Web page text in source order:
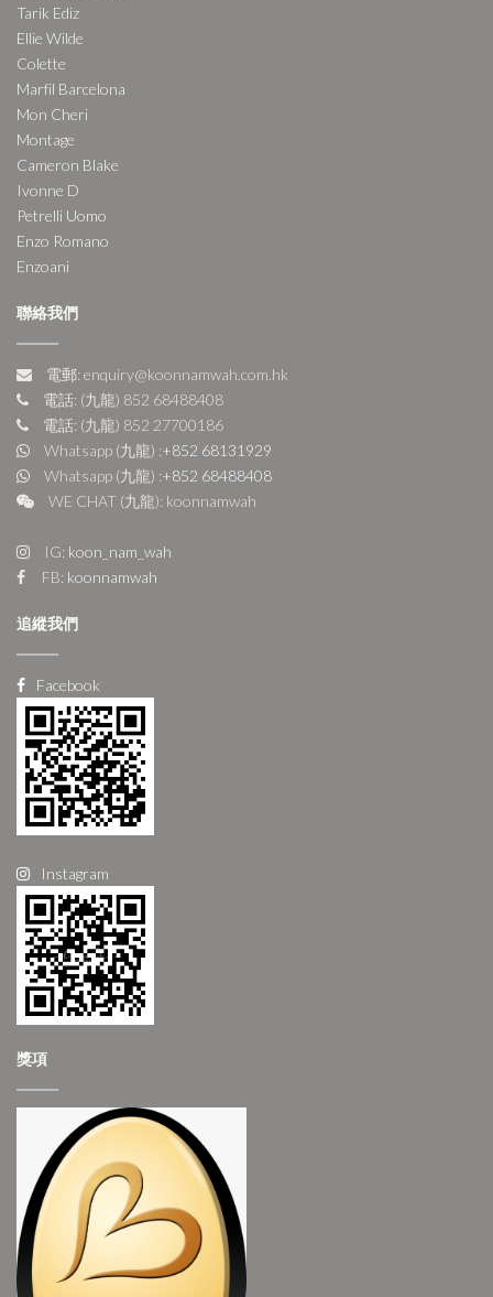
Tarik Ediz
Ellie Wilde
Colette
Marfil Barcelona
Mon Cheri
Montage
Cameron Blake
Ivonne D
Petrelli Uomo
Enzo Romano
Enzoani
聯絡我們
電郵: enquiry@koonnamwah.com.hk
電話: (九龍) 852 68488408
電話: (九龍) 852 27700186
Whatsapp (九龍) :+852 68131929
Whatsapp (九龍) :+852 68488408
WE CHAT (九龍): koonnamwah
IG: koon_nam_wah
FB: koonnamwah
追縱我們
Facebook
Instagram
獎項